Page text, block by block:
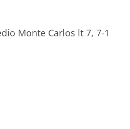
Monte Carlos lt 7, 7-1